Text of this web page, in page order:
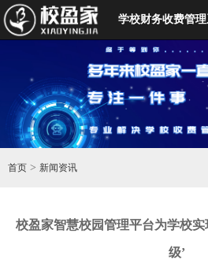
学校财务收费管
首页 > 新闻资讯
校盈家智慧校园管理平台为学校实
级’